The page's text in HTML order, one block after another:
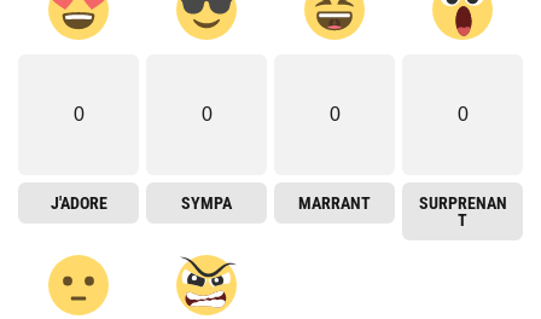
0
J'ADORE
0
SYMPA
0
MARRANT
0
SURPRENAN
T